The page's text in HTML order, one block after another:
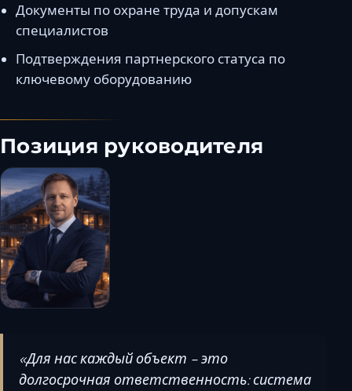
Документы по охране труда и допускам
специалистов
Подтверждения партнерского статуса по
ключевому оборудованию
Позиция руководителя
«Для нас каждый объект - это
долгосрочная ответственность: система